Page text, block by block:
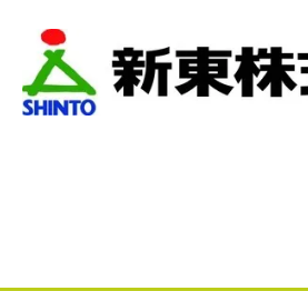
作業です。
当初夕方４時頃終了予定が、
瓦まで使って瓦を差し替えて
くなるまで頑張っていただき頭